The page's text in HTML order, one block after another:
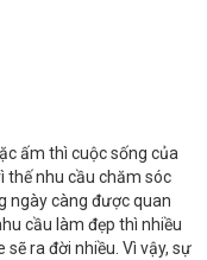
ấm thì cuộc sống của
thế nhu cầu chăm sóc
ngày càng được quan
cầu làm đẹp thì nhiều
ra đời nhiều. Vì vậy, sự